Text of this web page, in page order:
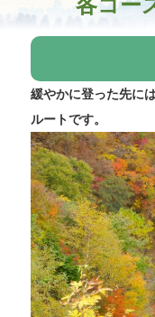
緩やかに登った先に
ルートです。